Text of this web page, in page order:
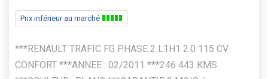
Prix inférieur au marché
***RENAULT TRAFIC FG PHASE 2 L1H1 2.0 115 CV
CONFORT ***ANNEE : 02/2011 ***246 443 KMS